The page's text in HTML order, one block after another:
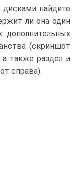
дисками найдите
ли она один
дополнительных
(скриншот
а также раздел и
справа).